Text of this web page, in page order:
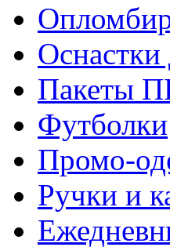
Пакеты
Футболки
Промо-
Ручки и